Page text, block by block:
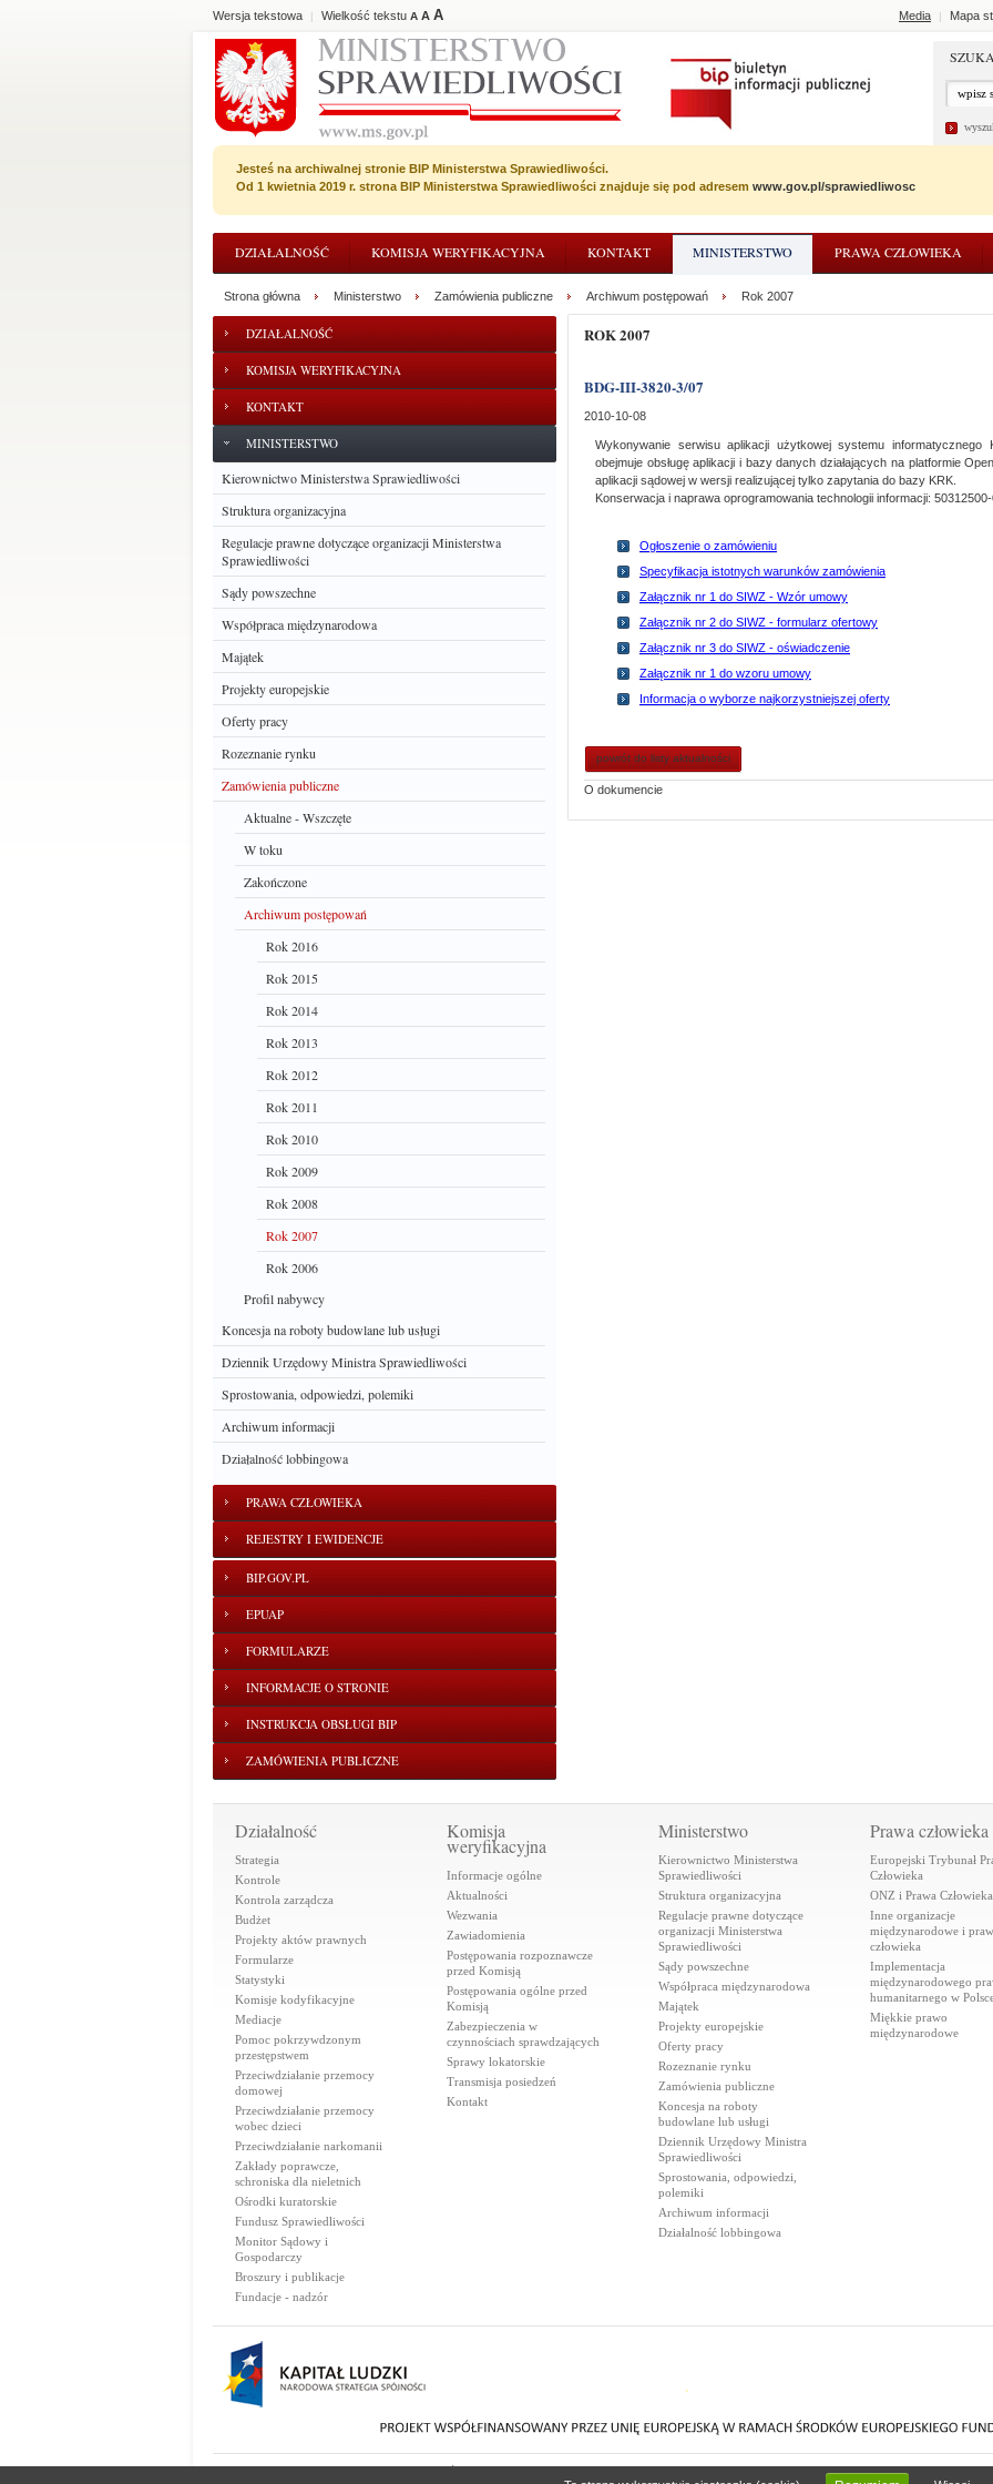
Media | Mapa
Wersja tekstowa | Wielkość tekstu A A A
Jesteś na archiwalnej stronie BIP Ministerstwa Sprawiedliwości.
Od 1 kwietnia 2019 r. strona BIP Ministerstwa Sprawiedliwości znajduje się pod adresem www.gov.pl/sprawiedliwosc
DZIAŁALNOŚĆ KOMISJA WERYFIKACYJNA KONTAKT MINISTERSTWO PRAWA CZŁOWIEKA
DZIAŁALNOŚĆ
KOMISJA WERYFIKACYJNA
KONTAKT
MINISTERSTWO
Kierownictwo Ministerstwa Sprawiedliwości
Struktura organizacyjna
Regulacje prawne dotyczące organizacji Ministerstwa
Sprawiedliwości
Sądy powszechne
Współpraca międzynarodowa
Majątek
Projekty europejskie
Oferty pracy
Rozeznanie rynku
Zamówienia publiczne
Aktualne - Wszczęte
W toku
Zakończone
Archiwum postępowań
Rok 2016
Rok 2015
Rok 2014
Rok 2013
Rok 2012
Rok 2011
Rok 2010
Rok 2009
Rok 2008
Rok 2007
Rok 2006
Profil nabywcy
Koncesja na roboty budowlane lub usługi
Dziennik Urzędowy Ministra Sprawiedliwości
Sprostowania, odpowiedzi, polemiki
Archiwum informacji
Działalność lobbingowa
PRAWA CZŁOWIEKA
REJESTRY I EWIDENCJE
BIP.GOV.PL
EPUAP
FORMULARZE
INFORMACJE O STRONIE
INSTRUKCJA OBSŁUGI BIP
ZAMÓWIENIA PUBLICZNE
Strona główna Ministerstwo Zamówienia publiczne Archiwum postępowań Rok 2007
ROK 2007
BDG-III-3820-3/07
2010-10-08
Wykonywanie serwisu aplikacji użytkowej systemu informatycznego
obejmuje obsługę aplikacji i bazy danych działających na platformie
aplikacji sądowej w wersji realizującej tylko zapytania do bazy KRK.
Konserwacja i naprawa oprogramowania technologii informacji:
Ogłoszenie o zamówieniu
Specyfikacja istotnych warunków zamówienia
Załącznik nr 1 do SIWZ - Wzór umowy
Załącznik nr 2 do SIWZ - formularz ofertowy
Załącznik nr 3 do SIWZ - oświadczenie
Załącznik nr 1 do wzoru umowy
Informacja o wyborze najkorzystniejszej oferty
powrót do listy aktualności
O dokumencie
Działalność
Strategia
Kontrole
Kontrola zarządcza
Budżet
Projekty aktów prawnych
Formularze
Statystyki
Komisje kodyfikacyjne
Mediacje
Pomoc pokrzywdzonym
przestępstwem
Przeciwdziałanie przemocy
domowej
Przeciwdziałanie przemocy
wobec dzieci
Przeciwdziałanie narkomanii
Zakłady poprawcze,
schroniska dla nieletnich
Ośrodki kuratorskie
Fundusz Sprawiedliwości
Monitor Sądowy i
Gospodarczy
Broszury i publikacje
Fundacje - nadzór
Komisja
weryfikacyjna
Informacje ogólne
Aktualności
Wezwania
Zawiadomienia
Postępowania rozpoznawcze
przed Komisją
Postępowania ogólne przed
Komisją
Zabezpieczenia w
czynnościach sprawdzających
Sprawy lokatorskie
Transmisja posiedzeń
Kontakt
Ministerstwo
Kierownictwo Ministerstwa
Sprawiedliwości
Struktura organizacyjna
Regulacje prawne dotyczące
organizacji Ministerstwa
Sprawiedliwości
Sądy powszechne
Współpraca międzynarodowa
Majątek
Projekty europejskie
Oferty pracy
Rozeznanie rynku
Zamówienia publiczne
Koncesja na roboty
budowlane lub usługi
Dziennik Urzędowy Ministra
Sprawiedliwości
Sprostowania, odpowiedzi,
polemiki
Archiwum informacji
Działalność lobbingowa
Prawa człowieka
Europejski Trybunał
Człowieka
ONZ i Prawa Człowieka
Inne organizacje
międzynarodowe i
człowieka
Implementacja
międzynarodowego
humanitarnego w
Miękkie prawo
międzynarodowe
© 2000-2026 Ministerstwo Sprawiedliwości